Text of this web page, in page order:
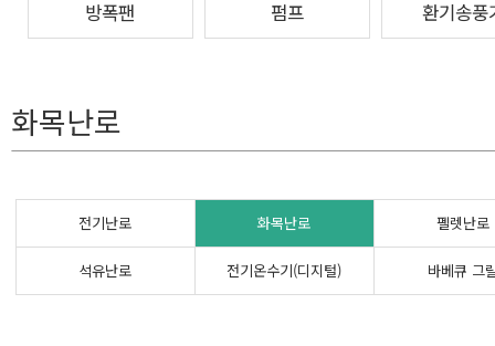
방폭팬 펌프 환기송풍
화목난로
전기난로 화목난로 펠렛난로
석유난로 전기온수기(디지털) 바베큐 그